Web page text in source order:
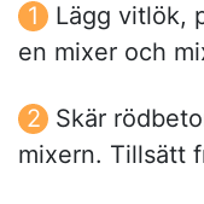
Lägg vitlök,
en mixer och
Skär
mixern. Tillsätt